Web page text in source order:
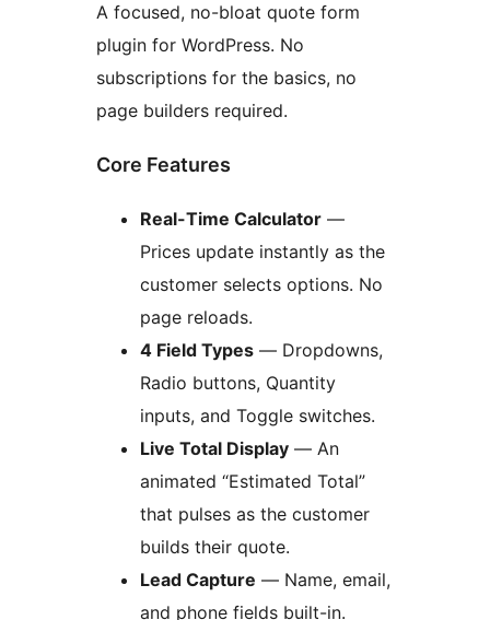
A focused, no-bloat quote form
plugin for WordPress. No
subscriptions for the basics, no
page builders required.
Core Features
Real-Time Calculator —
Prices update instantly as the
customer selects options. No
page reloads.
4 Field Types — Dropdowns,
Radio buttons, Quantity
inputs, and Toggle switches.
Live Total Display — An
animated “Estimated Total”
that pulses as the customer
builds their quote.
Lead Capture — Name, email,
and phone fields built-in.